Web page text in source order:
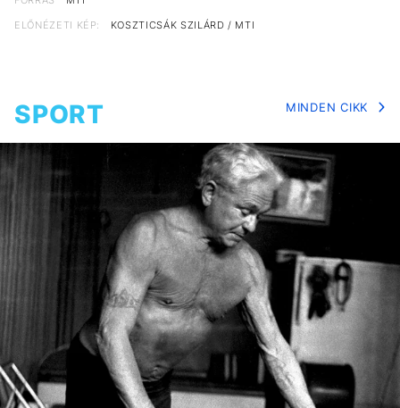
ELŐNÉZETI KÉP:
KOSZTICSÁK SZILÁRD / MTI
SPORT MINDEN CIKK